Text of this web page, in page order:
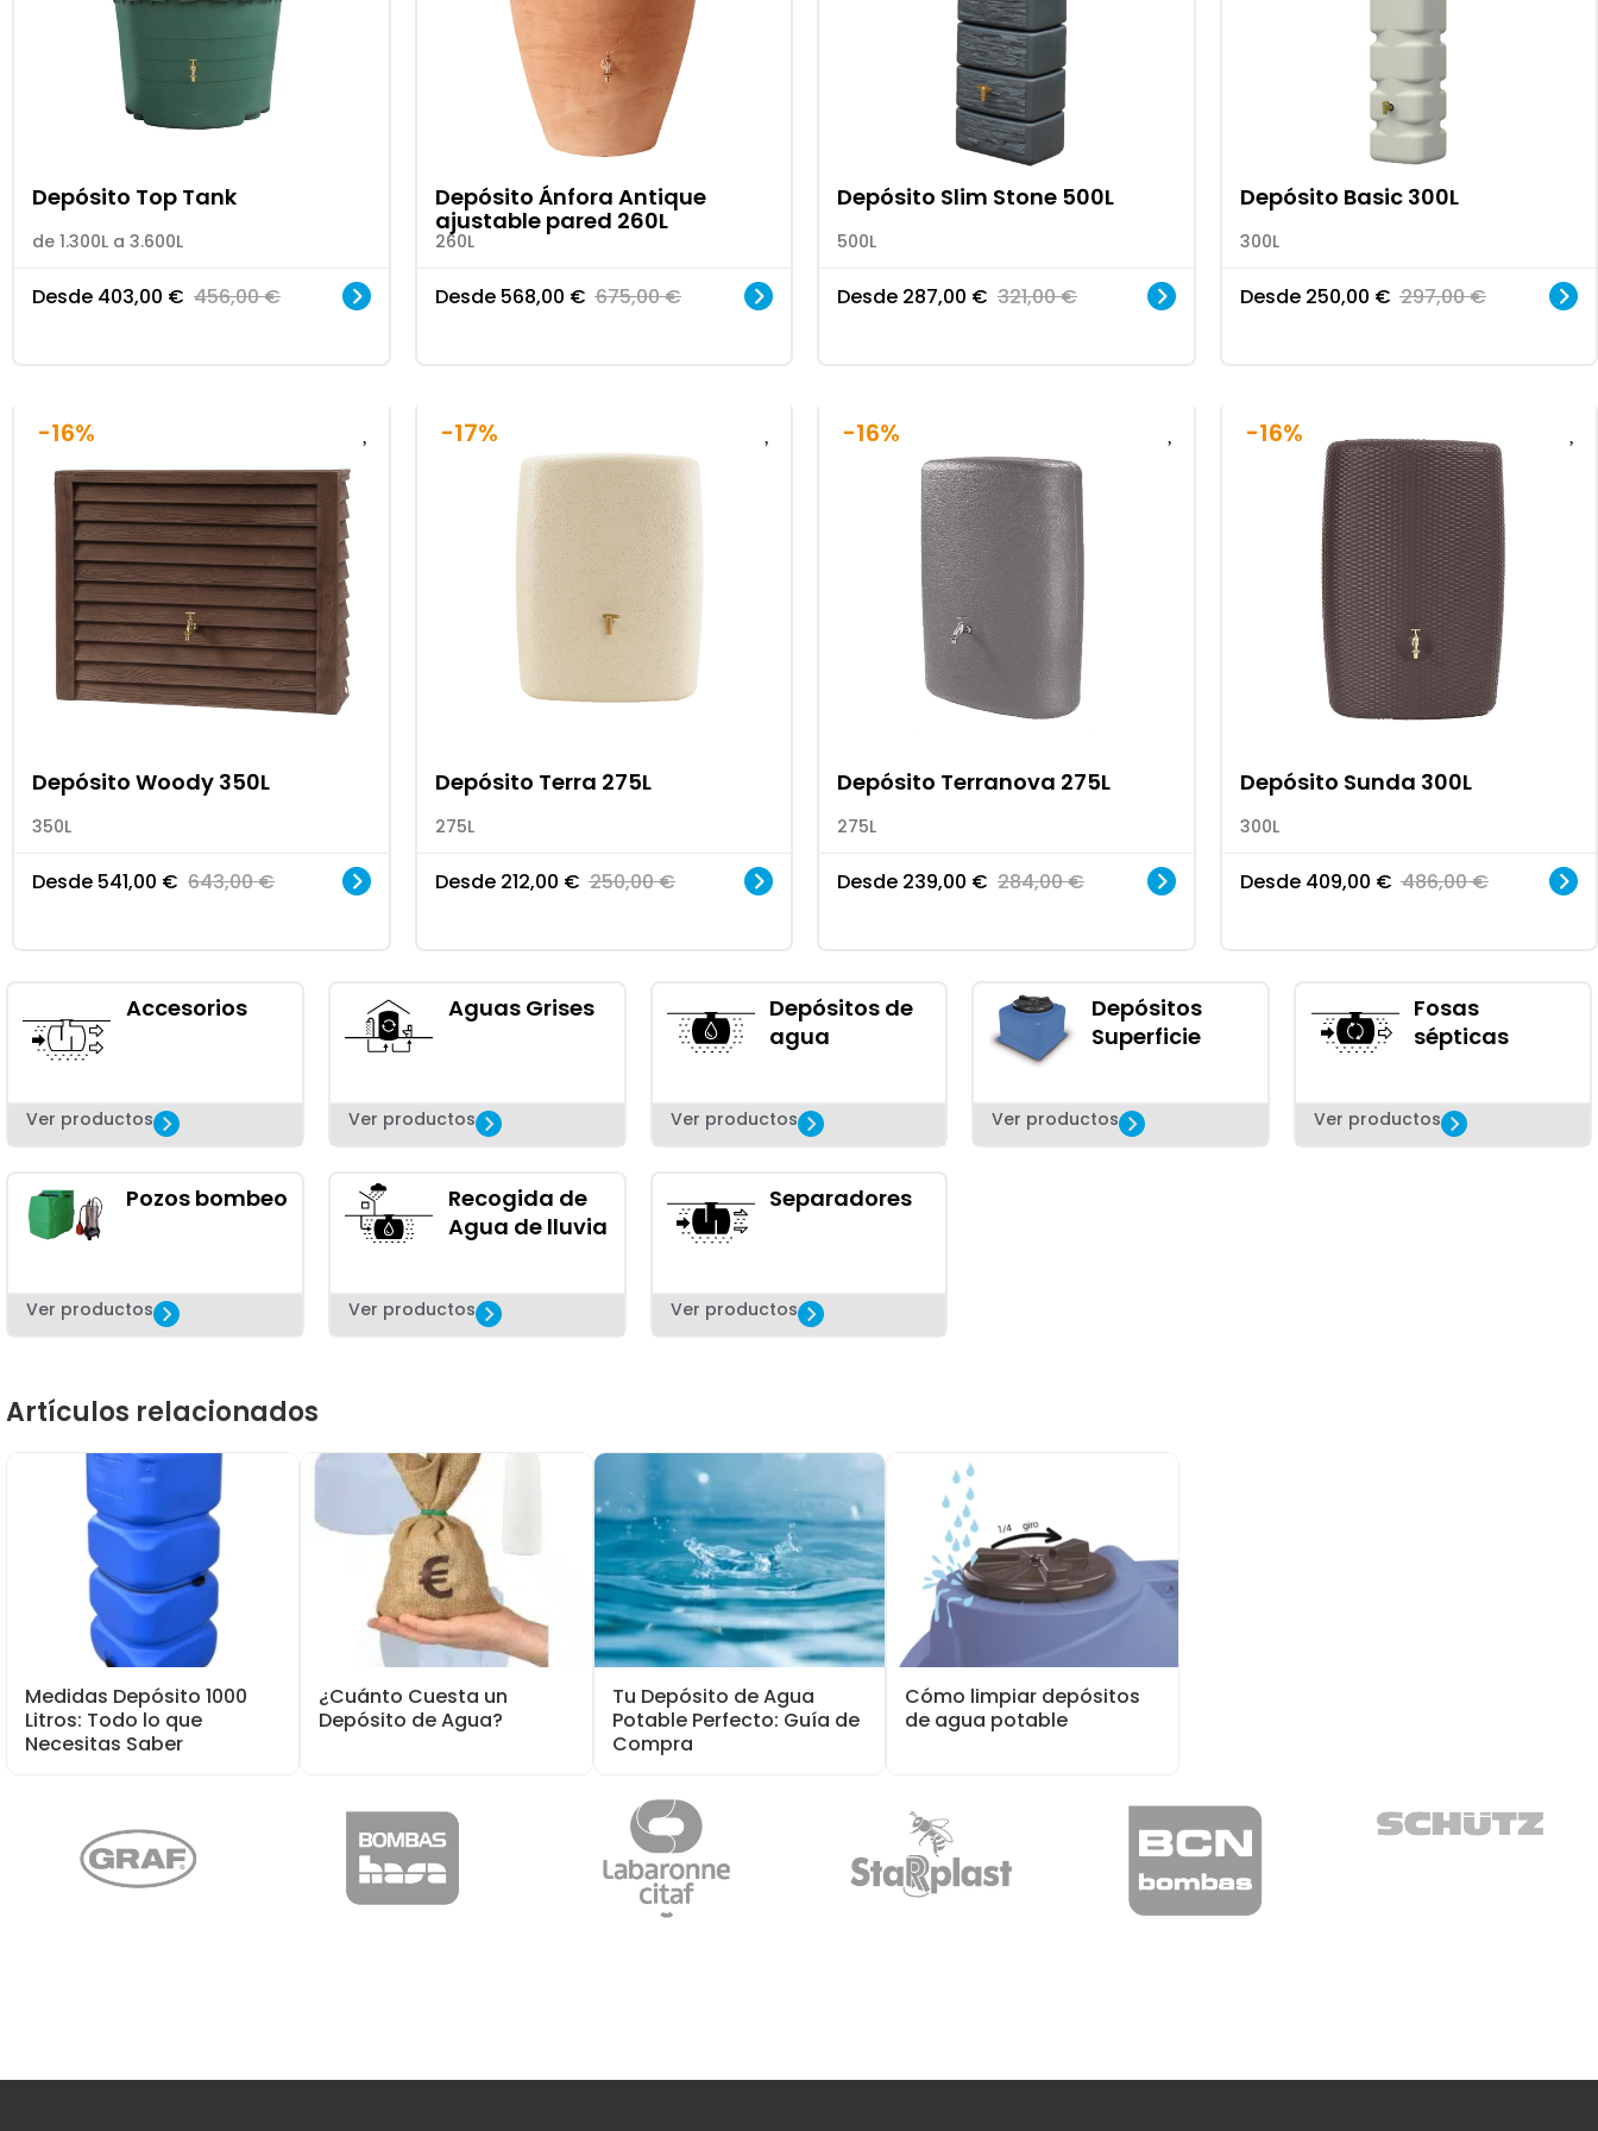
Depósito Top Tank
de 1.300L a 3.600L
Desde 403,00 € 456,00€
Depósito Ánfora Antique
ajustable pared 260L
260L
Desde 568,00 € 675,00€
Depósito Slim Stone 500L
500L
Desde 287,00 € 321,00€
Depósito Basic 300L
300L
Desde 250,00 € 297,00€
-16%
Depósito Woody 350L
350L
Desde 541,00 € 643,00€
-17%
Depósito Terra 275L
275L
Desde 212,00 € 250,00€
-16%
Depósito Terranova 275L
275L
Desde 239,00 € 284,00€
-16%
Depósito Sunda 300L
300L
Desde 409,00 € 486,00€
Accesorios
Ver productos
Aguas Grises
Ver productos
Depósitos de
agua
Ver productos
Depósitos
Superficie
Ver productos
Fosas
sépticas
Ver productos
Pozos bombeo
Ver productos
Recogida de
Agua de lluvia
Ver productos
Separadores
Ver productos
Artículos relacionados
Medidas Depósito 1000
Litros: Todo lo que
Necesitas Saber
¿Cuánto Cuesta un
Depósito de Agua?
Tu Depósito de Agua
Potable Perfecto: Guía de
Compra
Cómo limpiar depósitos
de agua potable